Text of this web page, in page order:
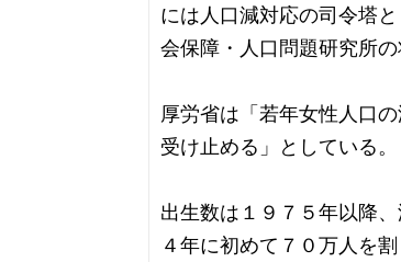
には人口減対応の司令塔
会保障・人口問題研究所
厚労省は「若年女性人口
受け止める」としている。
出生数は１９７５年以降
４年に初めて７０万人を